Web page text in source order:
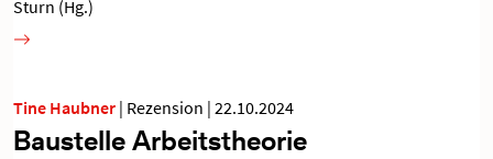
Sturn (Hg.)
Tine Haubner | Rezension | 22.10.2024
Baustelle Arbeitstheorie